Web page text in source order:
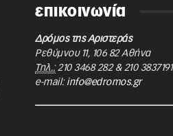
επικοινωνία
Δρόμος της Αριστεράς
Ρεθύμνου 11, 106 82 Αθήνα
Τηλ.: 210 3468 282& 210 3837191
e-mail: info@edromos.gr